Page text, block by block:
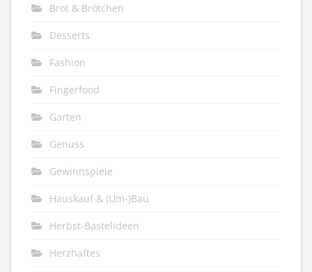
Brot & Brötchen
Desserts
Fashion
Fingerfood
Garten
Genuss
Gewinnspiele
Hauskauf & (Um-)Bau
Herbst-Bastelideen
Herzhaftes